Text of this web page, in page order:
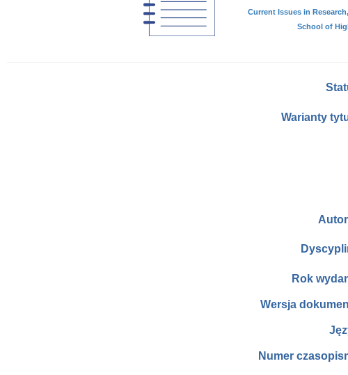
Current Issues in
School of
Warianty
Rok
Wersja
Numer